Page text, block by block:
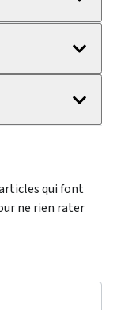
qui font
ne rien rater